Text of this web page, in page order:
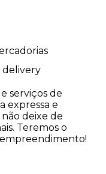
delivery
serviços de
expressa e
deixe de
Teremos o